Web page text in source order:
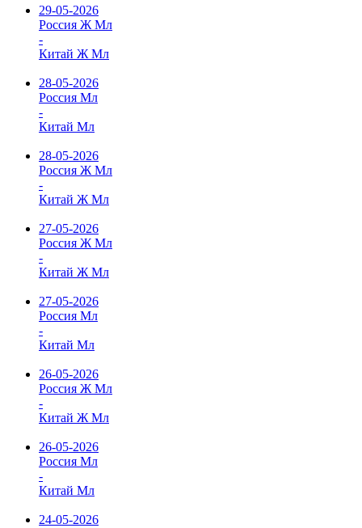
29-05-2026
Россия Ж Мл
-
Китай Ж Мл
28-05-2026
Россия Мл
-
Китай Мл
28-05-2026
Россия Ж Мл
-
Китай Ж Мл
27-05-2026
Россия Ж Мл
-
Китай Ж Мл
27-05-2026
Россия Мл
-
Китай Мл
26-05-2026
Россия Ж Мл
-
Китай Ж Мл
26-05-2026
Россия Мл
-
Китай Мл
24-05-2026